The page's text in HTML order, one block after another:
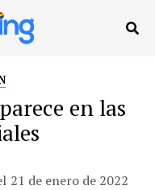
en las
21 de enero de 2022